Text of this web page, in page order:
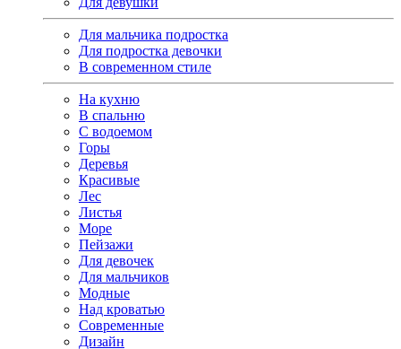
Для мальчика подростка
Для подростка девочки
В современном стиле
На кухню
В спальню
С водоемом
Горы
Деревья
Красивые
Лес
Листья
Море
Пейзажи
Для девочек
Для мальчиков
Модные
Над кроватью
Современные
Дизайн